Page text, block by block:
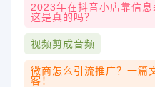
2023年在抖音小店靠信息
这是真的吗？
视频剪成音频
微商怎么引流推广？一篇
客！